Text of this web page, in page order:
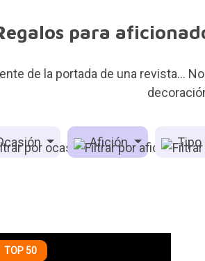
para
de la portada de una revista...
Afición Tipo
TOP 50